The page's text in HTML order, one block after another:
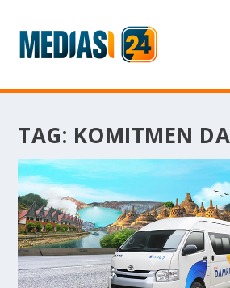
TAG: KOMITMEN